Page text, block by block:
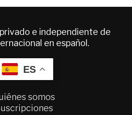
e independiente de
en español.
ES
somos